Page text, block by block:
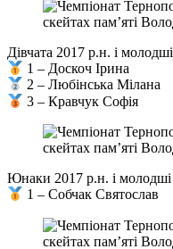
Дівчата 2017 р.н. і молодші
1 – Доскоч Ірина
2 – Любінська Мілана
3 – Кравчук Софія
Юнаки 2017 р.н. і молодші
1 – Собчак Святослав